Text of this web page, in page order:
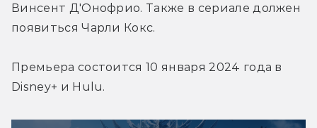
Винсент Д'Онофрио. Также в сериале должен
появиться Чарли Кокс.
Премьера состоится 10 января 2024 года в
Disney+ и Hulu.